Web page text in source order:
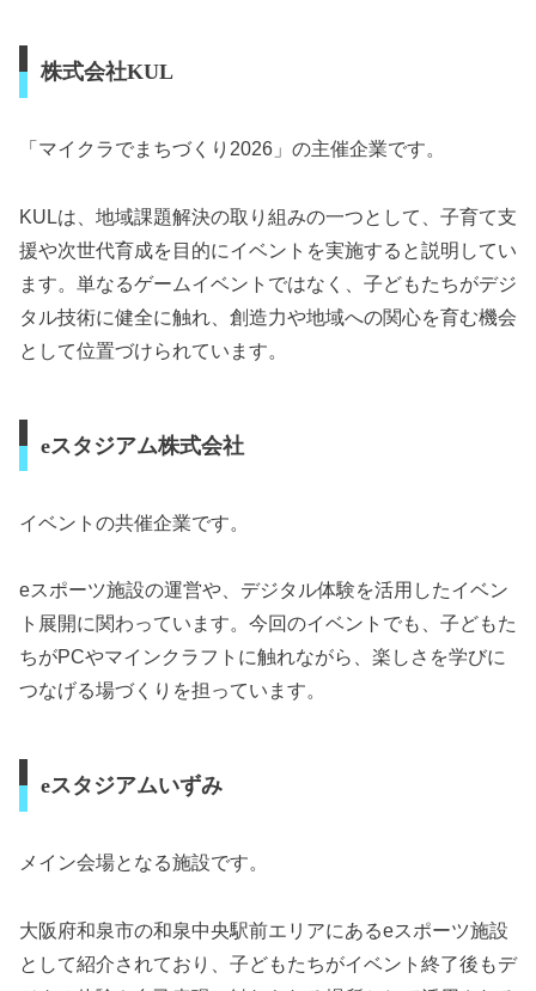
株式会社KUL
「マイクラでまちづくり2026」の主催企業です。
KULは、地域課題解決の取り組みの一つとして、子育て支
援や次世代育成を目的にイベントを実施すると説明してい
ます。単なるゲームイベントではなく、子どもたちがデジ
タル技術に健全に触れ、創造力や地域への関心を育む機会
として位置づけられています。
eスタジアム株式会社
イベントの共催企業です。
eスポーツ施設の運営や、デジタル体験を活用したイベン
ト展開に関わっています。今回のイベントでも、子どもた
ちがPCやマインクラフトに触れながら、楽しさを学びに
つなげる場づくりを担っています。
eスタジアムいずみ
メイン会場となる施設です。
大阪府和泉市の和泉中央駅前エリアにあるeスポーツ施設
として紹介されており、子どもたちがイベント終了後もデ